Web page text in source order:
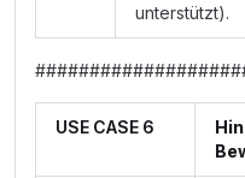
unterstützt).
USE CASE 6